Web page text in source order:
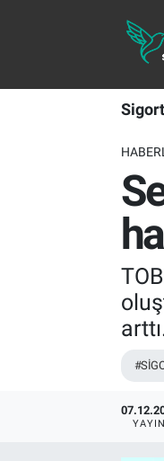
Sigorta Gündemi
Köşe Yazıları
Sağlık
Sporun